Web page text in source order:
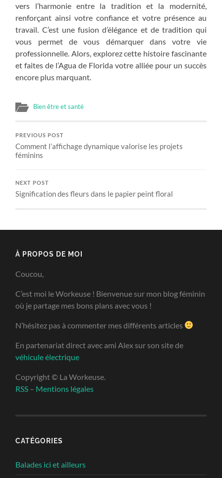
vers l’harmonie entre la tradition et la modernité,
renforçant ainsi votre confiance et votre présence au
travail. C’est une fusion d’élégance et de tradition qui
vous permet de vous démarquer dans votre vie
professionnelle. Alors, explorez cette histoire fascinante
et faites de l’Agua de Florida votre alliée pour un succès
encore plus marquant.
Bien être et santé
PREVIOUS POST
Comment l’affichage dynamique valorise les projets
féminins
NEXT POST
Signification des fleurs dans le papier peint floral
À PROPOS DE MOI
Coucou,
C’est moi le Workeuse ! Bienvenue sur mon blog féminin
où je partage mes bons plans avec vous !
N’hésitez pas à commenter mes différents articles
En partenariat direct avec ami Alex sur son site de
véhicule électrique
Copyright © La Workeuse.
RSS – Mentions légales
CATÉGORIES
Balades ici et ailleurs